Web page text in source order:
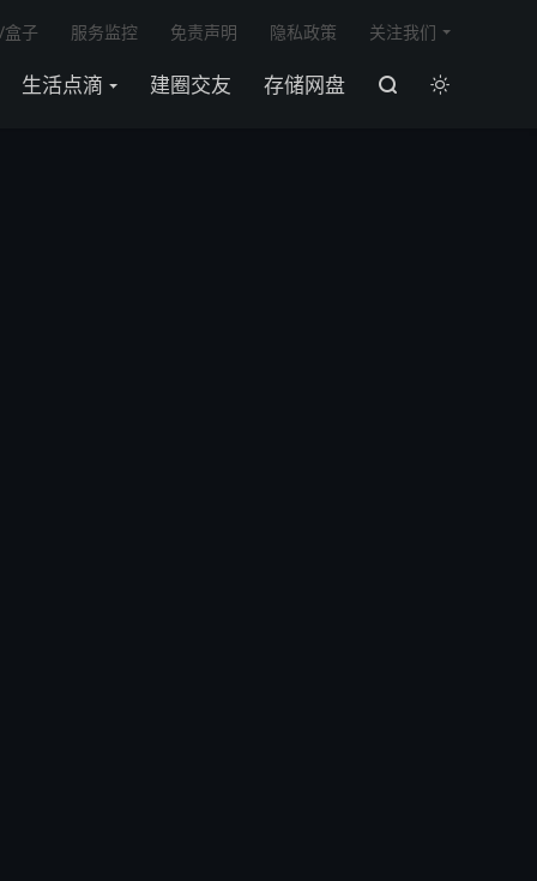
生活点滴 建圈交友 存储网盘  
盒子 服务监控 免责声明 隐私政策 关注我们